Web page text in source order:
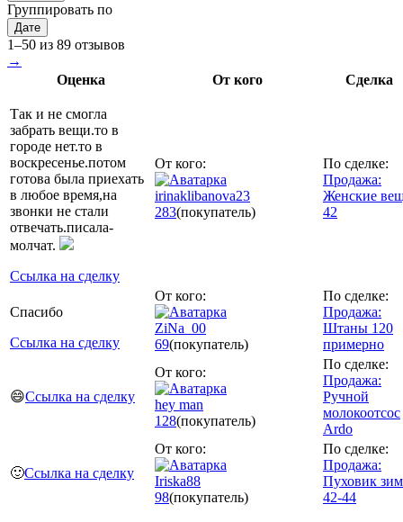
Группировать по
Дате
1–50 из 89 отзывов
→
Оценка
От кого Сделка
Так и не смогла
забрать вещи.то в
городе нет.то в
воскресенье.потом
готова была приехать
в любое время,на
звонки не стали
отвечать.писала-
молчат.
Ссылка на сделку
От кого:
irinaklibanova23
283(покупатель)
По сделке:
Продажа:
Женские
42
Спасибо
Ссылка на сделку
От кого:
ZiNa_00
69(покупатель)
По сделке:
Продажа:
Штаны 120
примерно
😄Ссылка на сделку
От кого:
hey man
128(покупатель)
По сделке:
Продажа:
Ручной
молокоотсос
Ardo
🙂Ссылка на сделку
От кого:
Iriska88
98(покупатель)
По сделке:
Продажа:
Пуховик
42-44